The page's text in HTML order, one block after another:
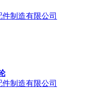
制造有限公司
制造有限公司